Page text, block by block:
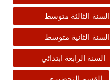
السنة الثالثة متوسط
السنة الثانية متوسط
السنة الرابعة ابتدائي